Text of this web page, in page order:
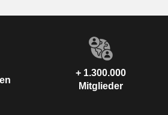
+ 1.300.000
Mitglieder